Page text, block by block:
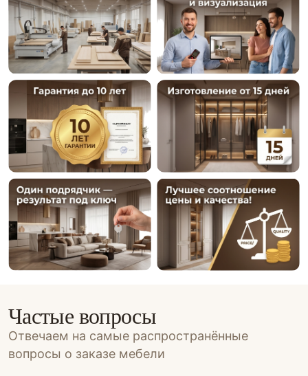
Частые вопросы
Отвечаем на самые распространённые
вопросы о заказе мебели